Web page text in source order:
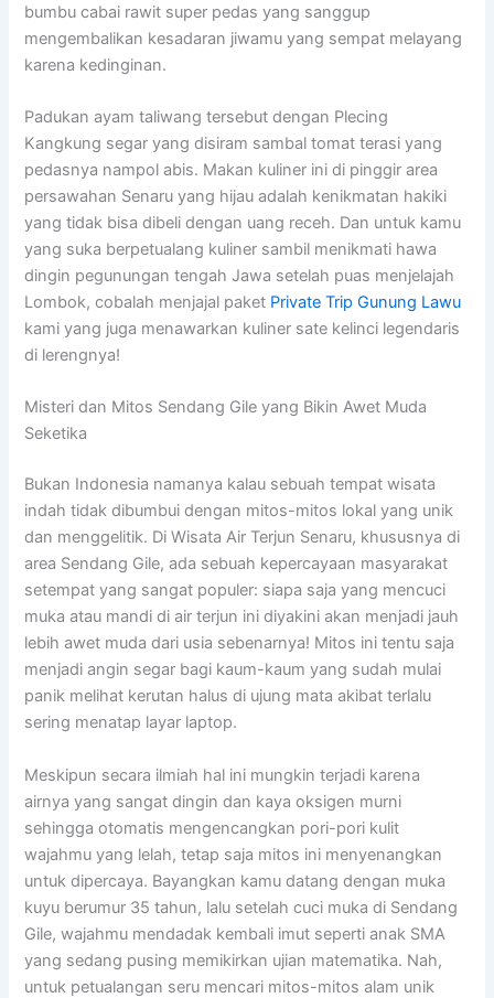
bumbu cabai rawit super pedas yang sanggup
mengembalikan kesadaran jiwamu yang sempat melayang
karena kedinginan.
Padukan ayam taliwang tersebut dengan Plecing
Kangkung segar yang disiram sambal tomat terasi yang
pedasnya nampol abis. Makan kuliner ini di pinggir area
persawahan Senaru yang hijau adalah kenikmatan hakiki
yang tidak bisa dibeli dengan uang receh. Dan untuk kamu
yang suka berpetualang kuliner sambil menikmati hawa
dingin pegunungan tengah Jawa setelah puas menjelajah
Lombok, cobalah menjajal paket Private Trip Gunung Lawu
kami yang juga menawarkan kuliner sate kelinci legendaris
di lerengnya!
Misteri dan Mitos Sendang Gile yang Bikin Awet Muda
Seketika
Bukan Indonesia namanya kalau sebuah tempat wisata
indah tidak dibumbui dengan mitos-mitos lokal yang unik
dan menggelitik. Di Wisata Air Terjun Senaru, khususnya di
area Sendang Gile, ada sebuah kepercayaan masyarakat
setempat yang sangat populer: siapa saja yang mencuci
muka atau mandi di air terjun ini diyakini akan menjadi jauh
lebih awet muda dari usia sebenarnya! Mitos ini tentu saja
menjadi angin segar bagi kaum-kaum yang sudah mulai
panik melihat kerutan halus di ujung mata akibat terlalu
sering menatap layar laptop.
Meskipun secara ilmiah hal ini mungkin terjadi karena
airnya yang sangat dingin dan kaya oksigen murni
sehingga otomatis mengencangkan pori-pori kulit
wajahmu yang lelah, tetap saja mitos ini menyenangkan
untuk dipercaya. Bayangkan kamu datang dengan muka
kuyu berumur 35 tahun, lalu setelah cuci muka di Sendang
Gile, wajahmu mendadak kembali imut seperti anak SMA
yang sedang pusing memikirkan ujian matematika. Nah,
untuk petualangan seru mencari mitos-mitos alam unik